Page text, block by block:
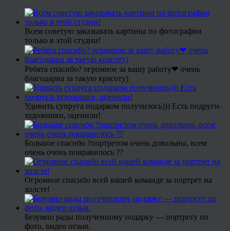
Всем советую заказывать картины по фотографии
только в этой студии!
Ребята спасибо? огромное за вашу работу❤ очень
благодарна за такую красоту)
Удивить супруга подарком получилось))) Есть подруги-
художники, оценили!
Большое спасибо ?портретом очень довольны, всем
очень очень понравилось ??
Огромное спасибо всей вашей команде за портрет на
холсте!
Безумно рады полученному подарку — портрету по
фото, видео отзыв.